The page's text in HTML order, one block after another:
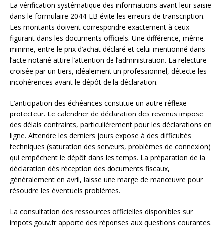
La vérification systématique des informations avant leur saisie
dans le formulaire 2044-EB évite les erreurs de transcription.
Les montants doivent correspondre exactement à ceux
figurant dans les documents officiels. Une différence, même
minime, entre le prix d’achat déclaré et celui mentionné dans
l’acte notarié attire l’attention de l’administration. La relecture
croisée par un tiers, idéalement un professionnel, détecte les
incohérences avant le dépôt de la déclaration.
L’anticipation des échéances constitue un autre réflexe
protecteur. Le calendrier de déclaration des revenus impose
des délais contraints, particulièrement pour les déclarations en
ligne. Attendre les derniers jours expose à des difficultés
techniques (saturation des serveurs, problèmes de connexion)
qui empêchent le dépôt dans les temps. La préparation de la
déclaration dès réception des documents fiscaux,
généralement en avril, laisse une marge de manœuvre pour
résoudre les éventuels problèmes.
La consultation des ressources officielles disponibles sur
impots.gouv.fr apporte des réponses aux questions courantes.